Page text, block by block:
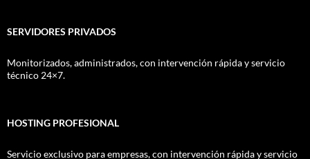
SERVIDORES PRIVADOS
Monitorizados, administrados, con intervención rápida y servicio
técnico 24×7.
HOSTING PROFESIONAL
Servicio exclusivo para empresas, con intervención rápida y servicio